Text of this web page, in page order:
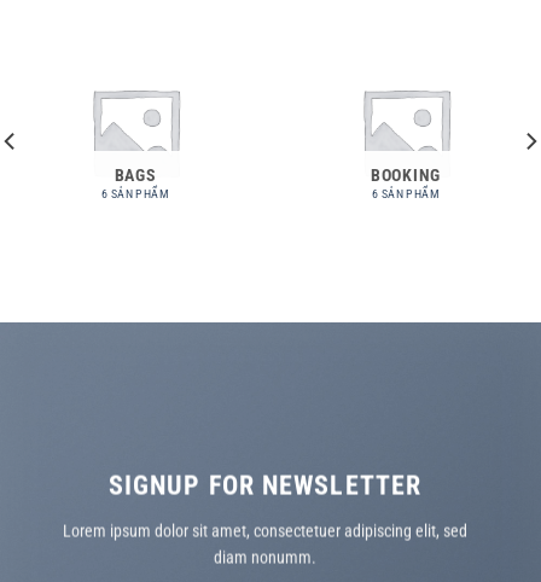
BAGS
6 SẢN PHẨM
BOOKING
6 SẢN PHẨM
SIGNUP FOR NEWSLETTER
Lorem ipsum dolor sit amet, consectetuer adipiscing elit, sed
diam nonumm.